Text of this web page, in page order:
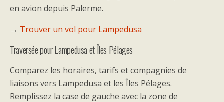
en avion depuis Palerme.
→ Trouver un vol pour Lampedusa
Traversée pour Lampedusa et Îles Pélages
Comparez les horaires, tarifs et compagnies de
liaisons vers Lampedusa et les Îles Pélages.
Remplissez la case de gauche avec la zone de